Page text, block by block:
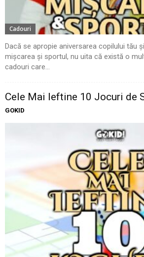
Cadouri
Dacă se apropie aniversarea copilului tău
mișcarea și sportul, nu uita că există o
cadouri care...
Cele Mai Ieftine 10 Jocuri de
GOKID